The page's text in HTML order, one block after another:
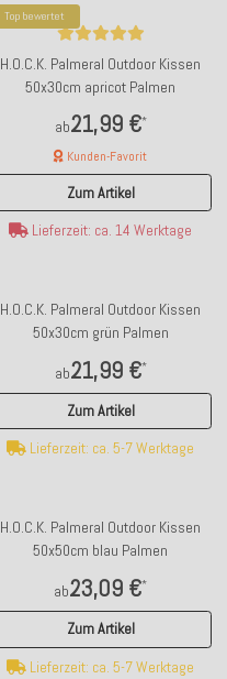
Top bewertet
H.O.C.K. Palmeral Outdoor Kissen
50x30cm apricot Palmen
ab21,99 €*
Kunden-Favorit
Zum Artikel
Lieferzeit: ca. 14 Werktage
H.O.C.K. Palmeral Outdoor Kissen
50x30cm grün Palmen
ab21,99 €*
Zum Artikel
Lieferzeit: ca. 5-7 Werktage
H.O.C.K. Palmeral Outdoor Kissen
50x50cm blau Palmen
ab23,09 €*
Zum Artikel
Lieferzeit: ca. 5-7 Werktage